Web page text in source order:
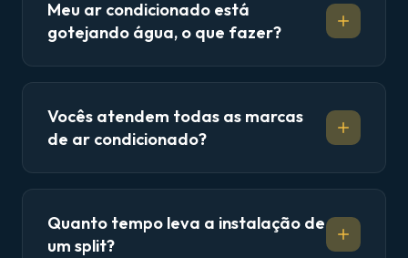
Meu ar condicionado está
gotejando água, o que fazer?
Vocês atendem todas as marcas
de ar condicionado?
Quanto tempo leva a instalação de
um split?